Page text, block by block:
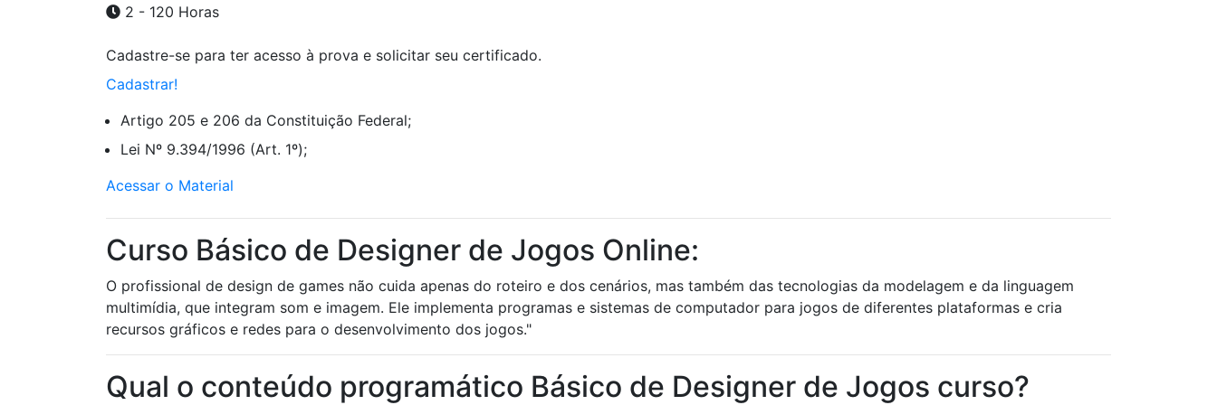
2 - 120 Horas
Cadastre-se para ter acesso à prova e solicitar seu certificado.
Cadastrar!
Artigo 205 e 206 da Constituição Federal;
Lei Nº 9.394/1996 (Art. 1º);
Acessar o Material
Curso Básico de Designer de Jogos Online:
O profissional de design de games não cuida apenas do roteiro e dos cenários, mas também das tecnologias da modelagem e da linguagem
multimídia, que integram som e imagem. Ele implementa programas e sistemas de computador para jogos de diferentes plataformas e cria
recursos gráficos e redes para o desenvolvimento dos jogos."
Qual o conteúdo programático Básico de Designer de Jogos curso?